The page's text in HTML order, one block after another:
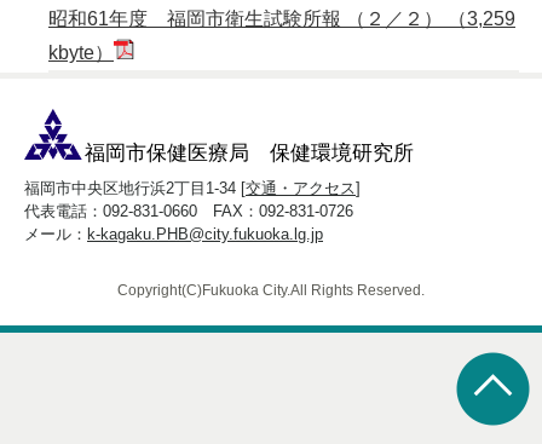
昭和61年度 福岡市衛生試験所報 （２／２） （3,259
kbyte）
福岡市保健医療局 保健環境研究所
福岡市中央区地行浜2丁目1-34 [交通・アクセス]
代表電話：092-831-0660 FAX：092-831-0726
メール： k-kagaku.PHB@city.fukuoka.lg.jp
Copyright(C)Fukuoka City.All Rights Reserved.